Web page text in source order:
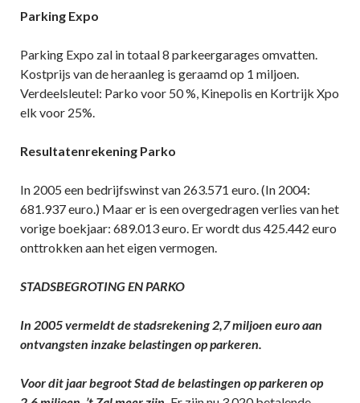
Parking Expo
Parking Expo zal in totaal 8 parkeergarages omvatten.
Kostprijs van de heraanleg is geraamd op 1 miljoen.
Verdeelsleutel: Parko voor 50 %, Kinepolis en Kortrijk Xpo
elk voor 25%.
Resultatenrekening Parko
In 2005 een bedrijfswinst van 263.571 euro. (In 2004:
681.937 euro.) Maar er is een overgedragen verlies van het
vorige boekjaar: 689.013 euro. Er wordt dus 425.442 euro
onttrokken aan het eigen vermogen.
STADSBEGROTING EN PARKO
In 2005 vermeldt de stadsrekening 2,7 miljoen euro aan
ontvangsten inzake belastingen op parkeren.
Voor dit jaar begroot Stad de belastingen op parkeren op